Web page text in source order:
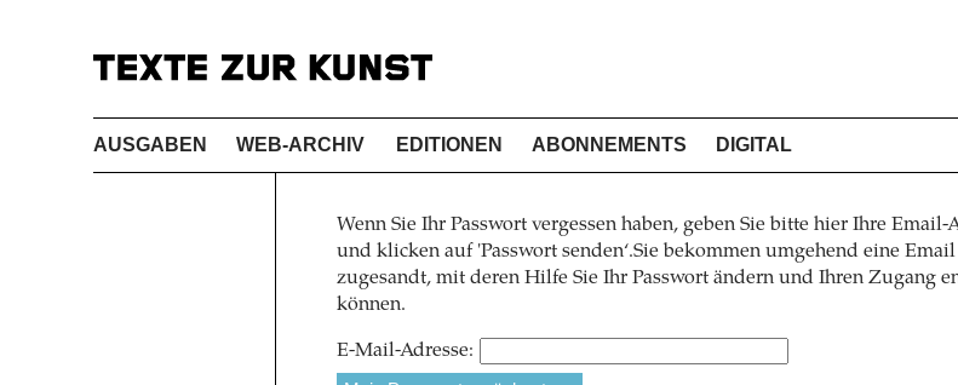
AUSGABEN WEB-ARCHIV EDITIONEN ABONNEMENTS DIGITAL
Wenn Sie Ihr Passwort vergessen haben, geben Sie bitte hier Ihre Email-
und klicken auf 'Passwort senden‘.Sie bekommen umgehend eine Email
zugesandt, mit deren Hilfe Sie Ihr Passwort ändern und Ihren Zugang
können.
E-Mail-Adresse: